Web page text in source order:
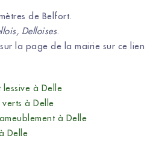
de Belfort.
Delloises.
la page de la mairie sur ce lien
à Delle
à Delle
à Delle
Delle